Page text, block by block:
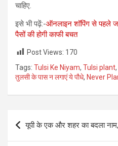
चाहिए.
इसे भी पढ़ें:-ऑनलाइन शॉपिंग से
पैसों की होगी काफी बचत
Post Views: 170
Tags: Tulsi Ke Niyam, Tulsi plant,
तुलसी के पास न लगाएं ये पौधे, ⁠Never
Post
navigation
यूपी के एक और शहर का बदला